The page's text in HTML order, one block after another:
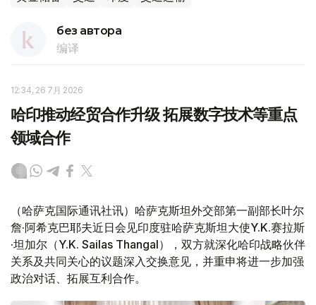
без автора
编译
12:34, 26 7月 2026
哈印推动经贸合作升级 拓展数字技术等重点
领域合作
（哈萨克国际通讯社讯）哈萨克斯坦外交部第一副部长叶尔
詹·阿希克巴耶夫近日会见印度驻哈萨克斯坦大使Y.K.赛拉斯
·坦加尔（Y.K. Sailas Thangal），双方就深化哈印战略伙伴
关系及共同关心的议题深入交换意见，并重申将进一步加强
政治对话、拓展互利合作。